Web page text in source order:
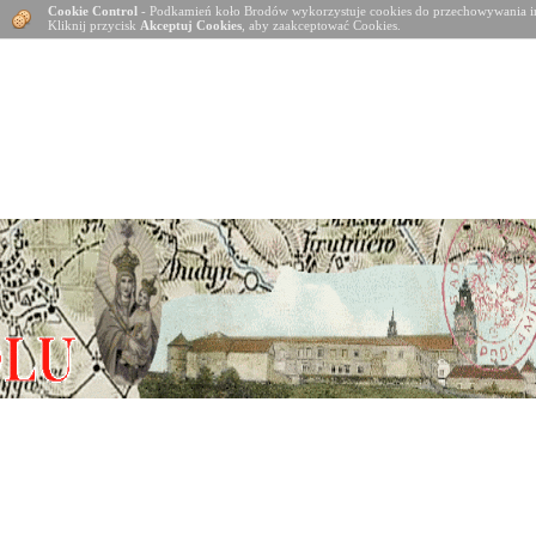
Cookie Control - Podkamień koło Brodów wykorzystuje cookies do
Kliknij przycisk Akceptuj Cookies , aby zaakceptować Cookies.